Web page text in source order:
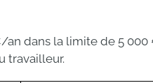
dans la limite de 5
travailleur.